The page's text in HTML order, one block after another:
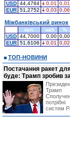
USD 44,4784 0,01 0,01
EUR 51,2752 0,03 0,06
Міжбанківський ринок
куп. uah %
USD 44,7000 0,00 0,00
EUR 51,6106 0,01 0,02
ТОП-НОВИНИ
Постачання ракет
буде: Трамп зробив
систем